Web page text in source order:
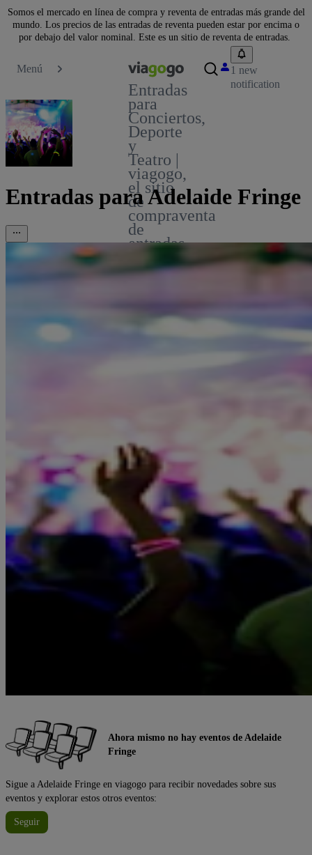
Somos el mercado en línea de compra y reventa de entradas más grande del
mundo. Los precios de las entradas de reventa pueden estar por encima o
por debajo del valor nominal. Este es un sitio de reventa de entradas.
Menú
Entradas
para
Conciertos,
Deporte
y
Teatro |
viagogo,
el sitio
de
compraventa
de
entradas
1 new
notification
Entradas para Adelaide Fringe
Ahora mismo no hay eventos de Adelaide
Fringe
Sigue a Adelaide Fringe en viagogo para recibir novedades sobre sus
eventos y explorar estos otros eventos:
Seguir